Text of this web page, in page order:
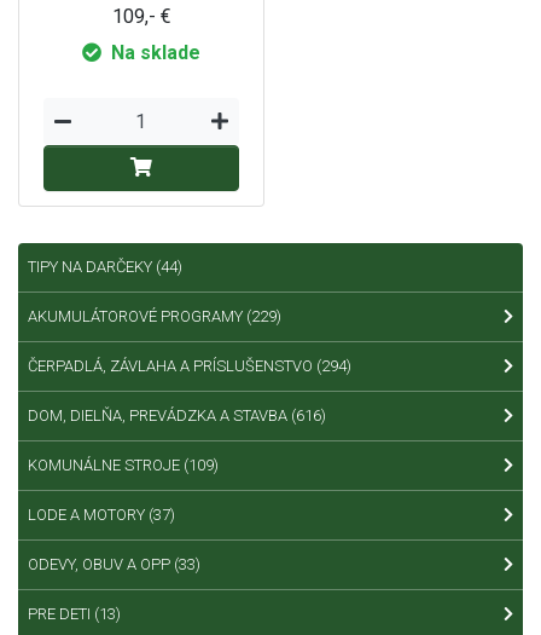
109,- €
Na sklade
TIPY NA DARČEKY (44)
AKUMULÁTOROVÉ PROGRAMY (229)
ČERPADLÁ, ZÁVLAHA A PRÍSLUŠENSTVO (294)
DOM, DIELŇA, PREVÁDZKA A STAVBA (616)
KOMUNÁLNE STROJE (109)
LODE A MOTORY (37)
ODEVY, OBUV A OPP (33)
PRE DETI (13)